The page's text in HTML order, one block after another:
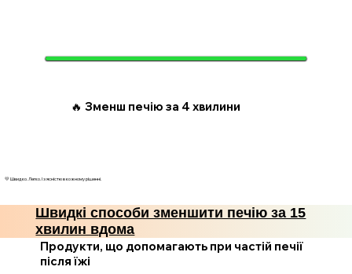
🔥 Зменш печію за 4 хвилини
💛 Швидко. Легко. І з ясністю в кожному рішенні.
Швидкі способи зменшити печію за 15
хвилин вдома
Продукти, що допомагають при частій печії
після їжі